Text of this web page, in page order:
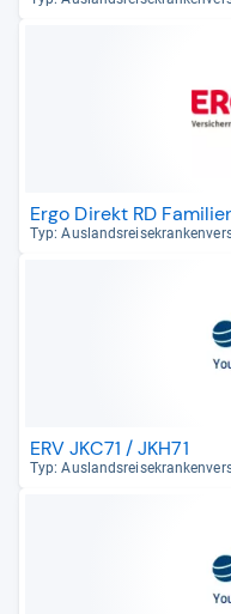
Ergo Direkt RD
Typ:
ERV JKC71 / JKH71
Typ: